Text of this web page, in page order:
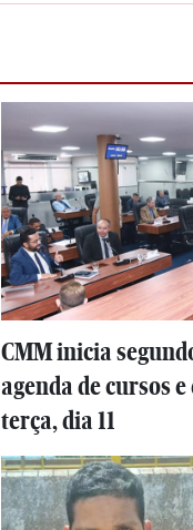
CMM inicia
agenda de cursos
terça, dia 11